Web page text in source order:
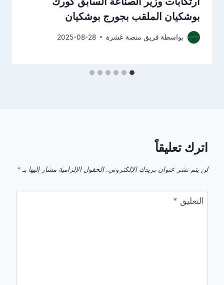
بوشكيان الملقب بجورج بوشكيان
بواسطة فريق منصة عَشرة 2025-08-28
اترك تعليقاً
لن يتم نشر عنوان بريدك الإلكتروني. الحقول الإلزامية مشار إليها بـ *
التعليق *